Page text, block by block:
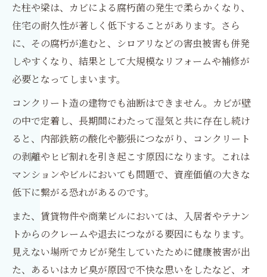
た柱や梁は、カビによる腐朽菌の発生で柔らかくなり、
住宅の耐久性が著しく低下することがあります。さら
に、その腐朽が進むと、シロアリなどの害虫被害も併発
しやすくなり、結果として大規模なリフォームや補修が
必要となってしまいます。
コンクリート造の建物でも油断はできません。カビが壁
の中で定着し、長期間にわたって湿気と共に存在し続け
ると、内部鉄筋の酸化や膨張につながり、コンクリート
の剥離やヒビ割れを引き起こす原因になります。これは
マンションやビルにおいても問題で、資産価値の大きな
低下に繋がる恐れがあるのです。
また、賃貸物件や商業ビルにおいては、入居者やテナン
トからのクレームや退去につながる要因にもなります。
見えない場所でカビが発生していたために健康被害が出
た、あるいはカビ臭が原因で不快な思いをしたなど、オ